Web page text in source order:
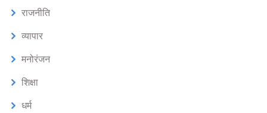
राजनीति
व्यापार
मनोरंजन
शिक्षा
धर्म